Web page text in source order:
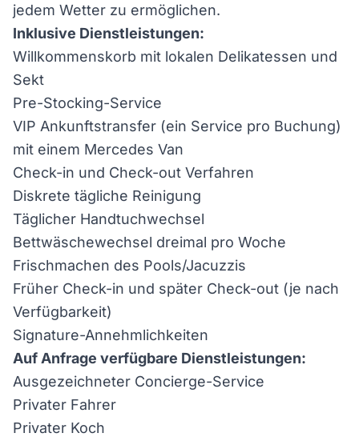
jedem Wetter zu ermöglichen.
Inklusive Dienstleistungen:
Willkommenskorb mit lokalen Delikatessen und
Sekt
Pre-Stocking-Service
VIP Ankunftstransfer (ein Service pro Buchung)
mit einem Mercedes Van
Check-in und Check-out Verfahren
Diskrete tägliche Reinigung
Täglicher Handtuchwechsel
Bettwäschewechsel dreimal pro Woche
Frischmachen des Pools/Jacuzzis
Früher Check-in und später Check-out (je nach
Verfügbarkeit)
Signature-Annehmlichkeiten
Auf Anfrage verfügbare Dienstleistungen:
Ausgezeichneter Concierge-Service
Privater Fahrer
Privater Koch